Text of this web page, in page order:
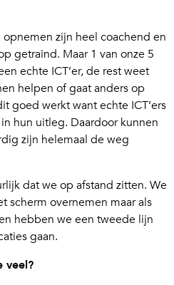
zijn heel coachend en
getraind. Maar 1 van onze 5
echte ICT’er, de rest weet
helpen of gaat anders op
goed werkt want echte ICT’ers
hun uitleg. Daardoor kunnen
zijn helemaal de weg
dat we op afstand zitten. We
scherm overnemen maar als
hebben we een tweede lijn
gaan.
veel?